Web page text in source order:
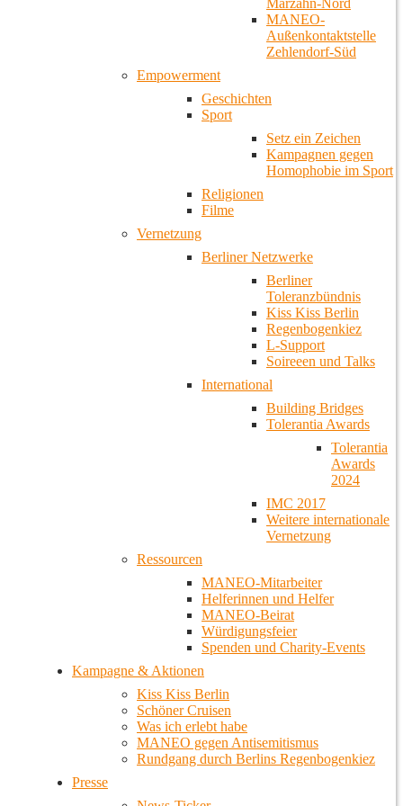
Marzahn-Nord
MANEO-
Außenkontaktstelle
Zehlendorf-Süd
Empowerment
Geschichten
Sport
Setz ein Zeichen
Kampagnen gegen
Homophobie im Sport
Religionen
Filme
Vernetzung
Berliner Netzwerke
Berliner
Toleranzbündnis
Kiss Kiss Berlin
Regenbogenkiez
L-Support
Soireeen und Talks
International
Building Bridges
Tolerantia Awards
Tolerantia
Awards
2024
IMC 2017
Weitere internationale
Vernetzung
Ressourcen
MANEO-Mitarbeiter
Helferinnen und Helfer
MANEO-Beirat
Würdigungsfeier
Spenden und Charity-Events
Kampagne & Aktionen
Kiss Kiss Berlin
Schöner Cruisen
Was ich erlebt habe
MANEO gegen Antisemitismus
Rundgang durch Berlins Regenbogenkiez
Presse